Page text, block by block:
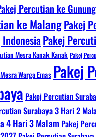
Percutian ke
ke MalangPakej
Pakej
Mesra Kanak Kanak Pakej
Warga Emas Pakej
Pakej Percutian
Surabaya 3 Hari 2
4 Hari 3 Malam Pakej